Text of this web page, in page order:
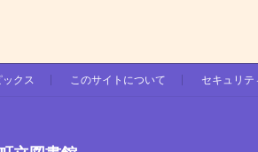
ックス このサイトについて セキュリテ